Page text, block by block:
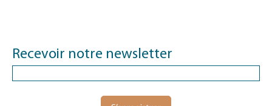
Recevoir notre newsletter